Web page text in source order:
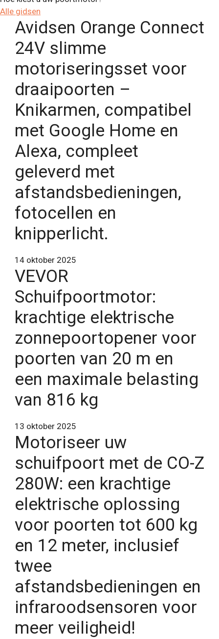
Alle gidsen
Avidsen Orange Connect
24V slimme
motoriseringsset voor
draaipoorten –
Knikarmen, compatibel
met Google Home en
Alexa, compleet
geleverd met
afstandsbedieningen,
fotocellen en
knipperlicht.
14 oktober 2025
VEVOR
Schuifpoortmotor:
krachtige elektrische
zonnepoortopener voor
poorten van 20 m en
een maximale belasting
van 816 kg
13 oktober 2025
Motoriseer uw
schuifpoort met de CO-Z
280W: een krachtige
elektrische oplossing
voor poorten tot 600 kg
en 12 meter, inclusief
twee
afstandsbedieningen en
infraroodsensoren voor
meer veiligheid!